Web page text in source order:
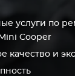
услуги по
Cooper
качество и